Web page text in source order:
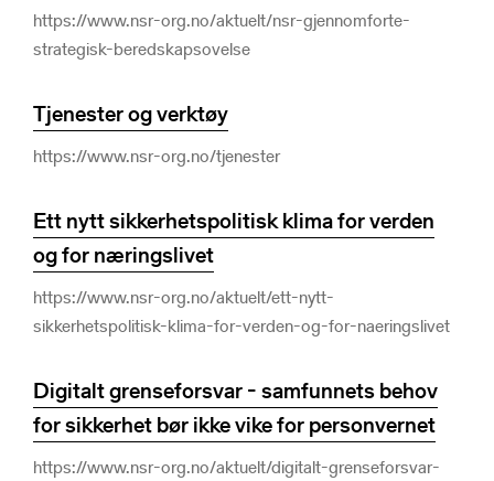
https://www.nsr-org.no/aktuelt/nsr-gjennomforte-
strategisk-beredskapsovelse
Tjenester og verktøy
https://www.nsr-org.no/tjenester
Ett nytt sikkerhetspolitisk klima for verden
og for næringslivet
https://www.nsr-org.no/aktuelt/ett-nytt-
sikkerhetspolitisk-klima-for-verden-og-for-naeringslivet
Digitalt grenseforsvar - samfunnets behov
for sikkerhet bør ikke vike for personvernet
https://www.nsr-org.no/aktuelt/digitalt-grenseforsvar-